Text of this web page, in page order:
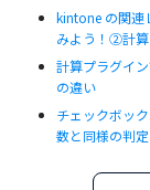
kintone の関連
みよう！②計
計算プラグイ
の違い
チェックボッ
数と同様の判